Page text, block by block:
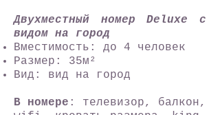
Двухместный номер Deluxe с
видом на город
Вместимость: до 4 человек
Размер: 35м²
Вид: вид на город
В номере : телевизор, балкон,